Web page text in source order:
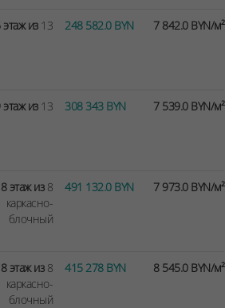
этаж из13 248 582.0 BYN 7 842.0 BYN/м²
этаж из13 308 343 BYN 7 539.0 BYN/м²
8 этаж из8
каркасно-
блочный
491 132.0 BYN 7 973.0 BYN/м²
8 этаж из8
каркасно-
блочный
415 278 BYN 8 545.0 BYN/м²